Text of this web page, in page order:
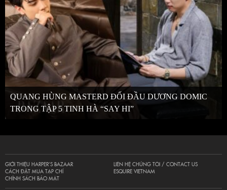
QUANG HÙNG MASTERD ĐỐI ĐẦU DƯƠNG DOMIC
TRONG TẬP 5 TINH HÀ “SAY HI”
GIỚI THIỆU HARPER’S BAZAAR
CÁCH ĐẶT MUA TẠP CHÍ
CHÍNH SÁCH BẢO MẬT
LIÊN HỆ CHÚNG TÔI / CONTACT US
ESQUIRE VIETNAM